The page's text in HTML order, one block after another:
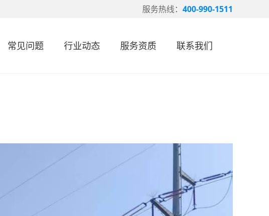
服务热线： 400-990-1511
常见问题 行业动态 服务资质 联系我们